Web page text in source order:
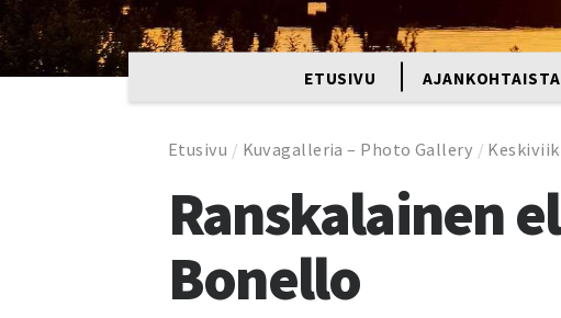
ETUSIVU AJANKOHTAISTA
Etusivu / Kuvagalleria – Photo Gallery /
Ranskalainen
Bonello